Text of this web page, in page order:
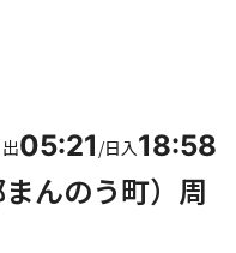
05:21 /日入18:58
んのう町）周